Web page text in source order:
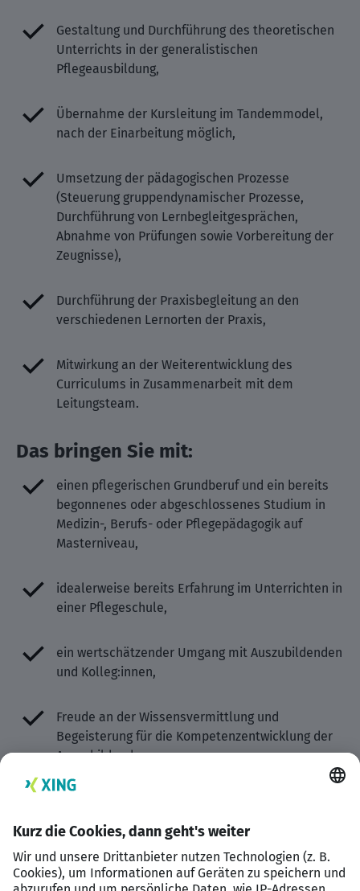
Gestaltung und Durchführung des theoretischen
Unterrichts in der generalistischen
Pflegeausbildung,
Übernahme der Kursleitung im Tandemmodel,
nach der Einarbeitung möglich,
Umsetzung der pädagogischen Prozesse
(Steuerung gruppendynamischer Prozesse,
Durchführung von Lernbegleitgesprächen,
Abnahme von Prüfungen sowie Vorbereitung der
Zeugnisse),
Durchführung der Praxisbegleitung an den
verschiedenen Lernorten der Praxis,
Mitwirkung an der Weiterentwicklung des
Curriculums in Zusammenarbeit mit dem
Leitungsteam.
Das bringen Sie mit:
einen pflegerischen Grundberuf und ein bereits
begonnenes oder abgeschlossenes Studium in
Medizin-, Berufs- oder Pflegepädagogik auf
Masterniveau,
idealerweise bereits Erfahrung im Unterrichten in
einer Pflegeschule,
ein wertschätzender Umgang mit Auszubildenden
und Kolleg:innen,
Freude an der Wissensvermittlung und
Begeisterung für die Kompetenzentwicklung der
Auszubildenden.
eine unbefristete Anstellung in Voll- oder Teilzeit,
Individuelle Einarbeitung mit Pat:in, regelmäßige